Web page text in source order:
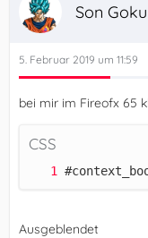
Son Goku
5. Februar 2019 um 11:59
bei mir im Fireofx 65
CSS
Ausgeblendet